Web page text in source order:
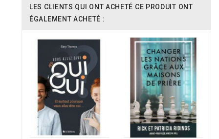
LES CLIENTS QUI ONT ACHETÉ CE PRODUIT ONT
ÉGALEMENT ACHETÉ :